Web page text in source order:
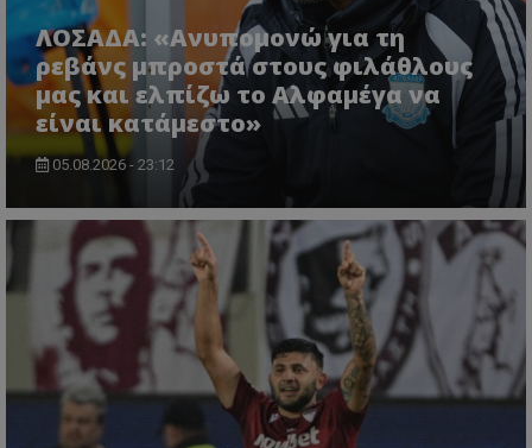
ΛΟΣΑΔΑ: «Ανυπομονώ για τη
ρεβάνς μπροστά στους φιλάθλους
μας και ελπίζω το Αλφαμέγα να
είναι κατάμεστο»
05.08.2026 - 23:12